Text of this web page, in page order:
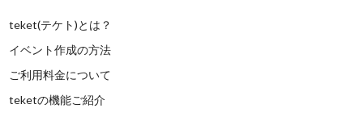
teket(テケト)とは？
イベント作成の方法
ご利用料金について
teketの機能ご紹介